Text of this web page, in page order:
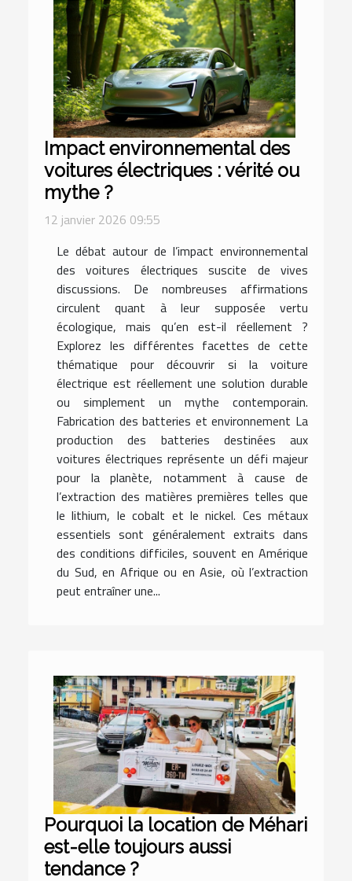
Impact environnemental des
voitures électriques : vérité ou
mythe ?
12 janvier 2026 09:55
Le débat autour de l’impact environnemental
des voitures électriques suscite de vives
discussions. De nombreuses affirmations
circulent quant à leur supposée vertu
écologique, mais qu’en est-il réellement ?
Explorez les différentes facettes de cette
thématique pour découvrir si la voiture
électrique est réellement une solution durable
ou simplement un mythe contemporain.
Fabrication des batteries et environnement La
production des batteries destinées aux
voitures électriques représente un défi majeur
pour la planète, notamment à cause de
l’extraction des matières premières telles que
le lithium, le cobalt et le nickel. Ces métaux
essentiels sont généralement extraits dans
des conditions difficiles, souvent en Amérique
du Sud, en Afrique ou en Asie, où l’extraction
peut entraîner une...
Pourquoi la location de Méhari
est-elle toujours aussi
tendance ?